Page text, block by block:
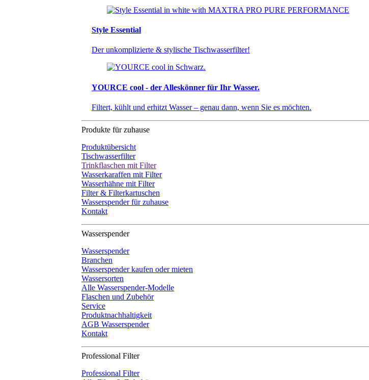
Style Essential
Der unkomplizierte & stylische Tischwasserfilter!
YOURCE cool - der Alleskönner für Ihr Wasser.
Filtert, kühlt und erhitzt Wasser – genau dann, wenn Sie es möchten.
Produkte für zuhause
Produktübersicht
Tischwasserfilter
Trinkflaschen mit Filter
Wasserkaraffen mit Filter
Wasserhähne mit Filter
Filter & Filterkartuschen
Wasserspender für zuhause
Kontakt
Wasserspender
Wasserspender
Branchen
Wasserspender kaufen oder mieten
Wassersorten
Alle Wasserspender-Modelle
Flaschen und Zubehör
Service
Produktnachhaltigkeit
AGB Wasserspender
Kontakt
Professional Filter
Professional Filter